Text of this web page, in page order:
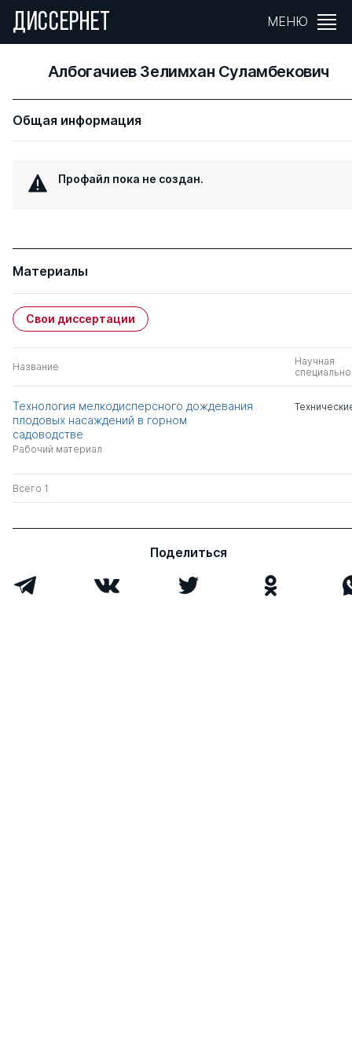
ДИССЕРНЕТ МЕНЮ
Албогачиев Зелимхан Суламбекович
Общая информация
Профайл пока не создан.
Материалы
Свои диссертации
Название
Научная
Технология мелкодисперсного дождевания
плодовых насаждений в горном
садоводстве
Рабочий материал
Всего 1
Поделиться